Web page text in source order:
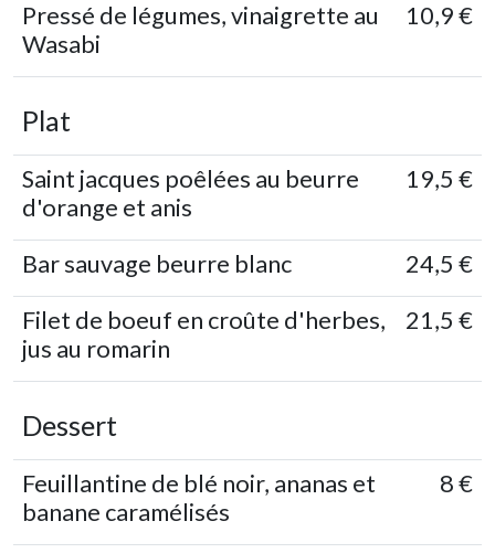
Pressé de légumes, vinaigrette au
Wasabi
10,9 €
Plat
Saint jacques poêlées au beurre
d'orange et anis
19,5 €
Bar sauvage beurre blanc
24,5 €
Filet de boeuf en croûte d'herbes,
jus au romarin
21,5 €
Dessert
Feuillantine de blé noir, ananas et
banane caramélisés
8 €